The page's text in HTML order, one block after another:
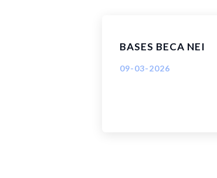
BASES BECA NEI
09-03-2026